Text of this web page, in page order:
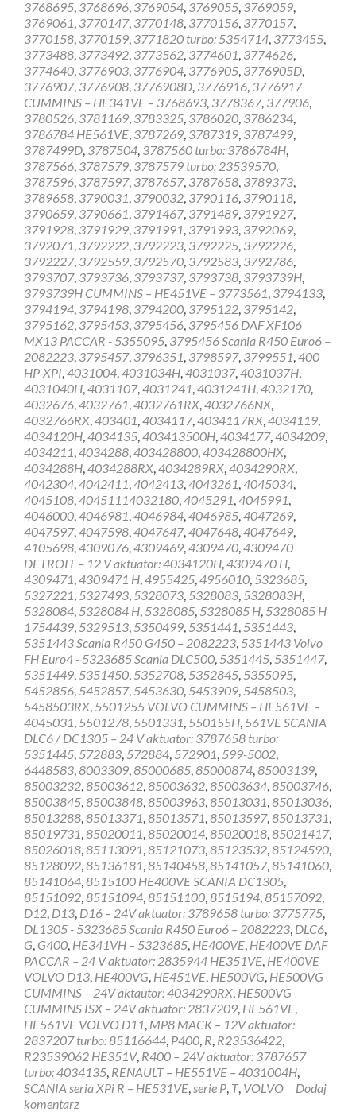
3768695, 3768696, 3769054, 3769055, 3769059,
3769061, 3770147, 3770148, 3770156, 3770157,
3770158, 3770159, 3771820 turbo: 5354714, 3773455,
3773488, 3773492, 3773562, 3774601, 3774626,
3774640, 3776903, 3776904, 3776905, 3776905D,
3776907, 3776908, 3776908D, 3776916, 3776917
CUMMINS – HE341VE – 3768693, 3778367, 377906,
3780526, 3781169, 3783325, 3786020, 3786234,
3786784 HE561VE, 3787269, 3787319, 3787499,
3787499D, 3787504, 3787560 turbo: 3786784H,
3787566, 3787579, 3787579 turbo: 23539570,
3787596, 3787597, 3787657, 3787658, 3789373,
3789658, 3790031, 3790032, 3790116, 3790118,
3790659, 3790661, 3791467, 3791489, 3791927,
3791928, 3791929, 3791991, 3791993, 3792069,
3792071, 3792222, 3792223, 3792225, 3792226,
3792227, 3792559, 3792570, 3792583, 3792786,
3793707, 3793736, 3793737, 3793738, 3793739H,
3793739H CUMMINS – HE451VE – 3773561, 3794133,
3794194, 3794198, 3794200, 3795122, 3795142,
3795162, 3795453, 3795456, 3795456 DAF XF106
MX13 PACCAR - 5355095, 3795456 Scania R450 Euro6 –
2082223, 3795457, 3796351, 3798597, 3799551,400
HP-XPI,4031004,4031034H,4031037,4031037H,
4031040H,4031107,4031241,4031241H,4032170,
4032676,4032761,4032761RX,4032766NX,
4032766RX,403401,4034117,4034117RX,4034119,
4034120H,4034135,403413500H,4034177,4034209,
4034211,4034288,403428800,403428800HX,
4034288H,4034288RX,4034289RX,4034290RX,
4042304,4042411,4042413,4043261,4045034,
4045108,40451114032180,4045291,4045991,
4046000,4046981,4046984,4046985,4047269,
4047597,4047598,4047647,4047648,4047649,
4105698,4309076,4309469,4309470,4309470
DETROIT – 12 V aktuator: 4034120H,4309470 H,
4309471,4309471 H,4955425,4956010, 5323685,
5327221, 5327493, 5328073, 5328083, 5328083H,
5328084, 5328084 H, 5328085, 5328085 H, 5328085 H
1754439, 5329513, 5350499, 5351441, 5351443,
5351443 Scania R450 G450 – 2082223, 5351443 Volvo
FH Euro4 - 5323685 Scania DLC500, 5351445, 5351447,
5351449, 5351450, 5352708, 5352845, 5355095,
5452856, 5452857, 5453630, 5453909, 5458503,
5458503RX, 5501255 VOLVO CUMMINS – HE561VE –
4045031, 5501278, 5501331, 550155H, 561VE SCANIA
DLC6 / DC1305 – 24 V aktuator: 3787658 turbo:
5351445, 572883, 572884, 572901, 599-5002,
6448583,8003309,85000685,85000874,85003139,
85003232,85003612,85003632,85003634,85003746,
85003845,85003848,85003963,85013031,85013036,
85013288,85013371,85013571,85013597,85013731,
85019731,85020011,85020014,85020018,85021417,
85026018,85113091,85121073,85123532,85124590,
85128092,85136181,85140458,85141057,85141060,
85141064,8515100 HE400VE SCANIA DC1305,
85151092,85151094,85151100,8515194,85157092,
D12, D13, D16 – 24V aktuator: 3789658 turbo: 3775775,
DL1305 - 5323685 Scania R450 Euro6 – 2082223, DLC6,
G, G400, HE341VH – 5323685, HE400VE, HE400VE DAF
PACCAR – 24 V aktuator: 2835944 HE351VE, HE400VE
VOLVO D13, HE400VG, HE451VE, HE500VG, HE500VG
CUMMINS – 24V aktautor: 4034290RX, HE500VG
CUMMINS ISX – 24V aktuator: 2837209, HE561VE,
HE561VE VOLVO D11, MP8 MACK – 12V aktuator:
2837207 turbo: 85116644, P400, R, R23536422,
R23539062 HE351V, R400 – 24V aktuator: 3787657
turbo: 4034135, RENAULT – HE551VE – 4031004H,
SCANIA seria XPi R – HE531VE,serie P, T, VOLVO
Dodaj
komentarz